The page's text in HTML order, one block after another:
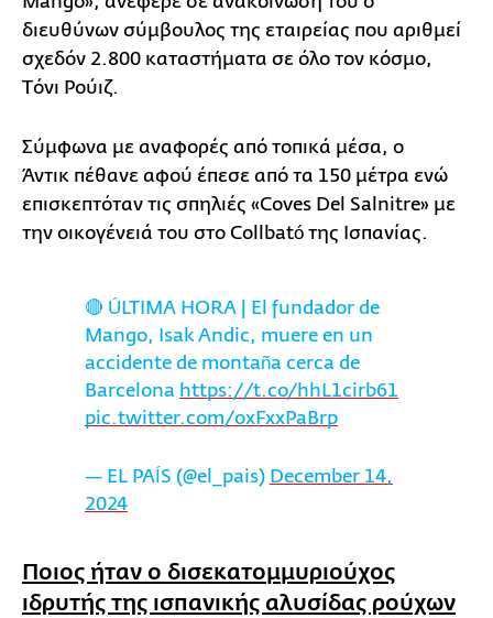
διευθύνων σύμβουλος της εταιρείας που αριθμεί
σχεδόν 2.800 καταστήματα σε όλο τον κόσμο,
Tόνι Ρούιζ.
Σύμφωνα με αναφορές από τοπικά μέσα, ο
Άντικ πέθανε αφού έπεσε από τα 150 μέτρα ενώ
επισκεπτόταν τις σπηλιές «Coves Del Salnitre» με
την οικογένειά του στο Collbató της Ισπανίας.
🔴 ÚLTIMA HORA | El fundador de
Mango, Isak Andic, muere en un
accidente de montaña cerca de
Barcelona https://t.co/hhL1cirb61
pic.twitter.com/oxFxxPaBrp
— EL PAÍS (@el_pais) December 14,
2024
Ποιος ήταν ο δισεκατομμυριούχος
ιδρυτής της ισπανικής αλυσίδας ρούχων